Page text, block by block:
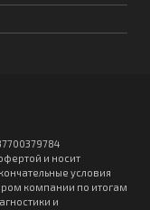
и носит
условия
компании по итогам
и